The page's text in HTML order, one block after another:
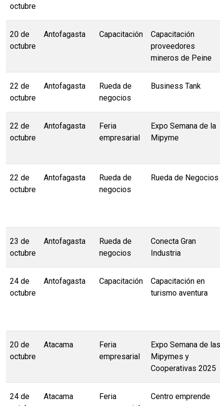
octubre
20 de
octubre
Antofagasta Capacitación
Capacitación
proveedores
mineros de Peine
22 de
octubre
Antofagasta
Rueda de
negocios
Business Tank
22 de
octubre
Antofagasta
Feria
empresarial
Expo Semana de la
Mipyme
22 de
octubre
Antofagasta
Rueda de
negocios
Rueda de Negocios
23 de
octubre
Antofagasta
Rueda de
negocios
Conecta Gran
Industria
24 de
octubre
Antofagasta Capacitación
Capacitación en
turismo aventura
20 de
octubre
Atacama
Feria
empresarial
Expo Semana de las
Mipymes y
Cooperativas 2025
24 de
Atacama
Feria
Centro emprende